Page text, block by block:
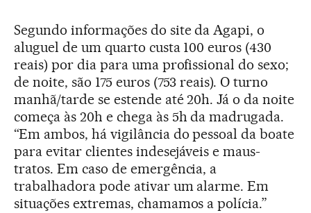
Segundo informações do site da Agapi, o
aluguel de um quarto custa 100 euros (430
reais) por dia para uma profissional do sexo;
de noite, são 175 euros (753 reais). O turno
manhã/tarde se estende até 20h. Já o da noite
começa às 20h e chega às 5h da madrugada.
“Em ambos, há vigilância do pessoal da boate
para evitar clientes indesejáveis e maus-
tratos. Em caso de emergência, a
trabalhadora pode ativar um alarme. Em
situações extremas, chamamos a polícia.”